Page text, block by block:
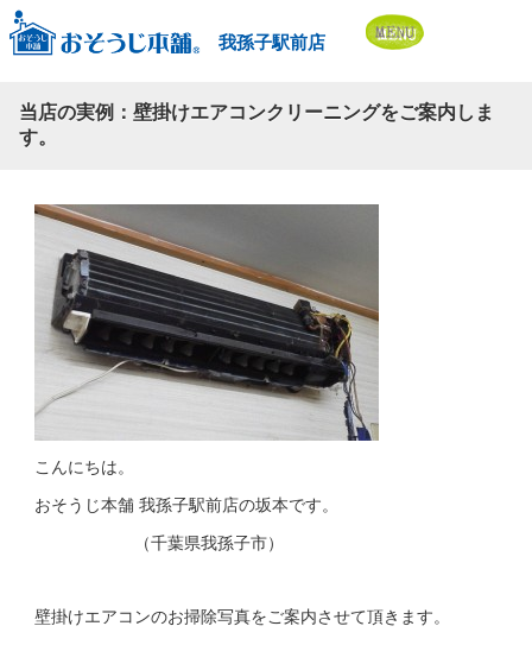
我孫子駅前店
当店の実例：壁掛けエアコンクリーニングをご案内しま
す。
こんにちは。
おそうじ本舗 我孫子駅前店の坂本です。
（千葉県我孫子市）
壁掛けエアコンのお掃除写真をご案内させて頂きます。